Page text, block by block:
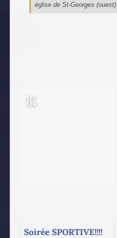
église de St-Georges (ouest)
FÉV
04
Soirée SPORTIVE!!!!